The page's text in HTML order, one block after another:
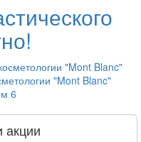
"Mont Blanc"
6
акции